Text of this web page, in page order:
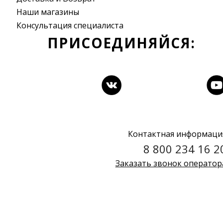
Наши магазины
Консультация специалиста
ПРИСОЕДИНЯЙСЯ:
Контактная
8 800 234 16
Заказать звонок